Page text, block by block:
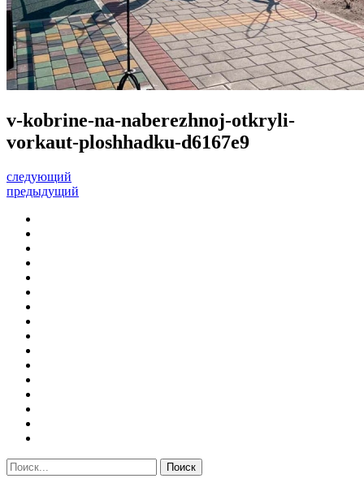
v-kobrine-na-naberezhnoj-otkryli-
vorkaut-ploshhadku-d6167e9
следующий
предыдущий